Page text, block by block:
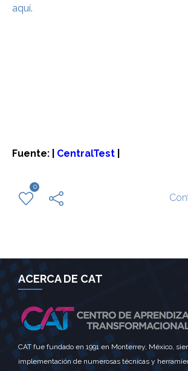
aquí.
Fuente: | CentralTest
0
ACERCA DE CAT
CAT fue fundado en 1991 en Monterrey, México,
implementación de numerosas técnicas y